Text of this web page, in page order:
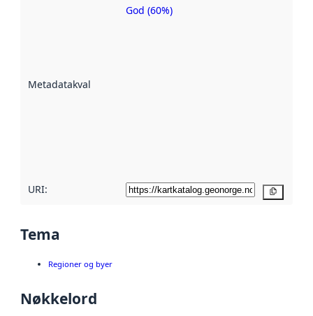
Metadatakvalitet
Metadatakvalitet
God (60%)
URI:
Tema
Regioner og byer
Nøkkelord